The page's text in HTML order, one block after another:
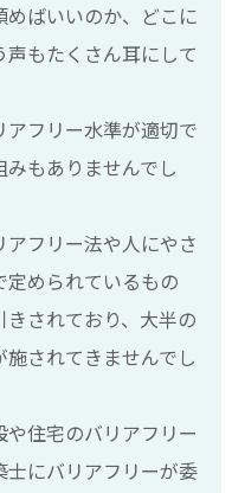
ばいいのか、どこに
もたくさん耳にして
フリー水準が適切で
もありませんでし
フリー法や人にやさ
定められているもの
されており、大半の
されてきませんでし
住宅のバリアフリー
士にバリアフリーが委